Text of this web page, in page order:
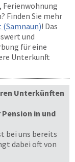
Ferienwohnung
Finden Sie mehr
! Das
und
für eine
Unterkunft
Unterkünften
in und
bei uns bereits
dabei oft von